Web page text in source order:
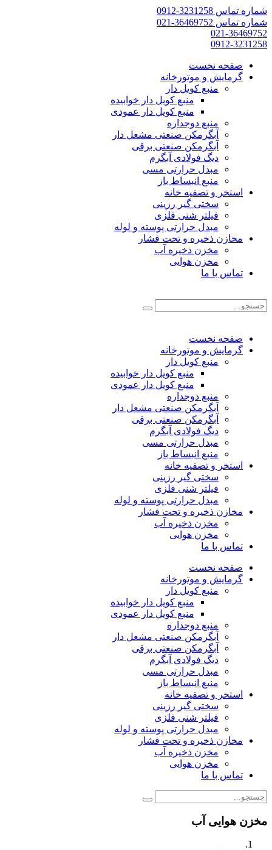
شماره تماس 3231258-0912
شماره تماس 36469752-021
021-36469752
0912-3231258
صفحه نخست
گرمایش و موتورخانه
منبع کویل دار
منبع کویل دار خوابیده
منبع کویل دار عمودی
منبع دوجداره
آبگرمکن صنعتی مشعل دار
آبگرمکن صنعتی برقی
دیگ فولادی آبگرم
مبدل حرارتی مسی
منبع انبساط باز
استخر و تصفیه خانه
سختی گیر رزینی
فیلتر شنی فلزی
مبدل حرارتی پوسته و لوله
مخازن ذخیره و تحت فشار
مخزن ذخیره آب
مخزن هوایی
تماس با ما
صفحه نخست
گرمایش و موتورخانه
منبع کویل دار
منبع کویل دار خوابیده
منبع کویل دار عمودی
منبع دوجداره
آبگرمکن صنعتی مشعل دار
آبگرمکن صنعتی برقی
دیگ فولادی آبگرم
مبدل حرارتی مسی
منبع انبساط باز
استخر و تصفیه خانه
سختی گیر رزینی
فیلتر شنی فلزی
مبدل حرارتی پوسته و لوله
مخازن ذخیره و تحت فشار
مخزن ذخیره آب
مخزن هوایی
تماس با ما
صفحه نخست
گرمایش و موتورخانه
منبع کویل دار
منبع کویل دار خوابیده
منبع کویل دار عمودی
منبع دوجداره
آبگرمکن صنعتی مشعل دار
آبگرمکن صنعتی برقی
دیگ فولادی آبگرم
مبدل حرارتی مسی
منبع انبساط باز
استخر و تصفیه خانه
سختی گیر رزینی
فیلتر شنی فلزی
مبدل حرارتی پوسته و لوله
مخازن ذخیره و تحت فشار
مخزن ذخیره آب
مخزن هوایی
تماس با ما
مخزن هوایی آب